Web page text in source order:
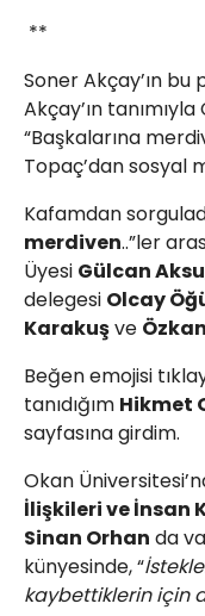
**
Soner Akçay’ın bu
Akçay’ın
“Başkalarına
Topaç’dan sosyal
Kafamdan
merdiven..”ler
Üyesi Gülcan Aksu
delegesi Olcay
Karakuşve
Beğen emojisi
tanıdığım Hikmet
sayfasına girdim.
Okan
İlişkileri ve İnsan
Sinan Orhan da
künyesinde, “
kaybettiklerin için